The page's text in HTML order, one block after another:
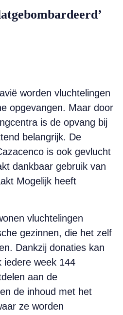
worden vluchtelingen
opgevangen. Maar door
is de opvang bij
belangrijk. De
is ook gevlucht
dankbaar gebruik van
Mogelijk heeft
vluchtelingen
gezinnen, die het zelf
Dankzij donaties kan
iedere week 144
aan de
de inhoud met het
ze worden